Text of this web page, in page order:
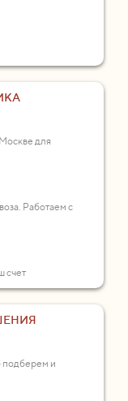
для
Работаем с
счет
подберем и